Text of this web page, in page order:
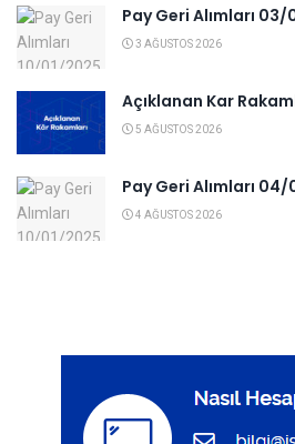
Pay Geri Alımları
3 AĞUSTOS 2026
Açıklanan Kar
5 AĞUSTOS 2026
Pay Geri Alımları
4 AĞUSTOS 2026